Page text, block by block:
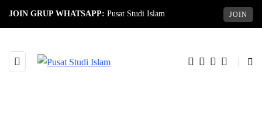
JOIN GRUP WHATSAPP: Pusat Studi Islam JOIN